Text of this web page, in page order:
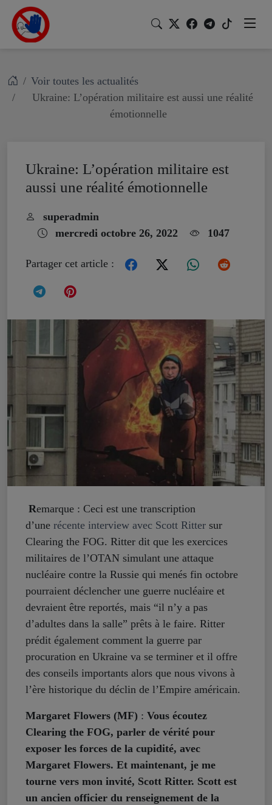
Voir toutes les actualités
Ukraine: L’opération militaire est aussi une réalité
émotionnelle
Ukraine: L’opération militaire est
aussi une réalité émotionnelle
superadmin
mercredi octobre 26, 2022
1047
Partager cet article :
Remarque : Ceci est une transcription
d’une récente interview avec Scott Ritter sur
Clearing the FOG. Ritter dit que les exercices
militaires de l’OTAN simulant une attaque
nucléaire contre la Russie qui menés fin octobre
pourraient déclencher une guerre nucléaire et
devraient être reportés, mais “il n’y a pas
d’adultes dans la salle” prêts à le faire. Ritter
prédit également comment la guerre par
procuration en Ukraine va se terminer et il offre
des conseils importants alors que nous vivons à
l’ère historique du déclin de l’Empire américain.
Margaret Flowers (MF) : Vous écoutez
Clearing the FOG, parler de vérité pour
exposer les forces de la cupidité, avec
Margaret Flowers. Et maintenant, je me
tourne vers mon invité, Scott Ritter. Scott est
un ancien officier du renseignement de la